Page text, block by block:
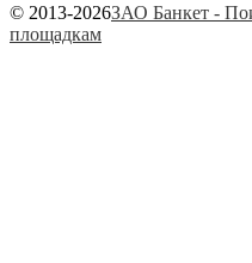
© 2013-2026ЗАО Банкет -
площадкам